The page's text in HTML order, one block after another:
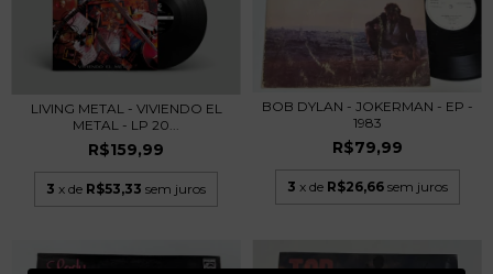
LIVING METAL - VIVIENDO EL
METAL - LP 20...
R$159,99
3 x de R$53,33 sem juros
BOB DYLAN - JOKERMAN - EP -
1983
R$79,99
3 x de R$26,66 sem juros